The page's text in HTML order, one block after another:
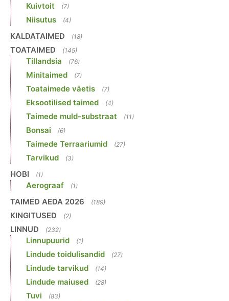
Kuivtoit (7)
Niisutus (4)
KALDATAIMED (18)
TOATAIMED (145)
Tillandsia (76)
Minitaimed (7)
Toataimede väetis (7)
Eksootilised taimed (4)
Taimede muld-substraat (11)
Bonsai (6)
Taimede Terraariumid (27)
Tarvikud (3)
HOBI (1)
Aerograaf (1)
TAIMED AEDA 2026 (189)
KINGITUSED (2)
LINNUD (232)
Linnupuurid (1)
Lindude toidulisandid (27)
Lindude tarvikud (14)
Lindude maiused (28)
Tuvi (83)